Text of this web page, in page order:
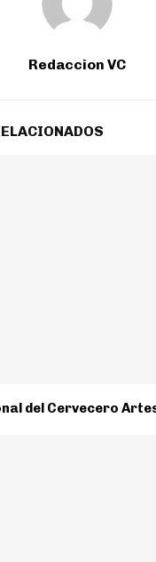
Redaccion VC
del Cervecero